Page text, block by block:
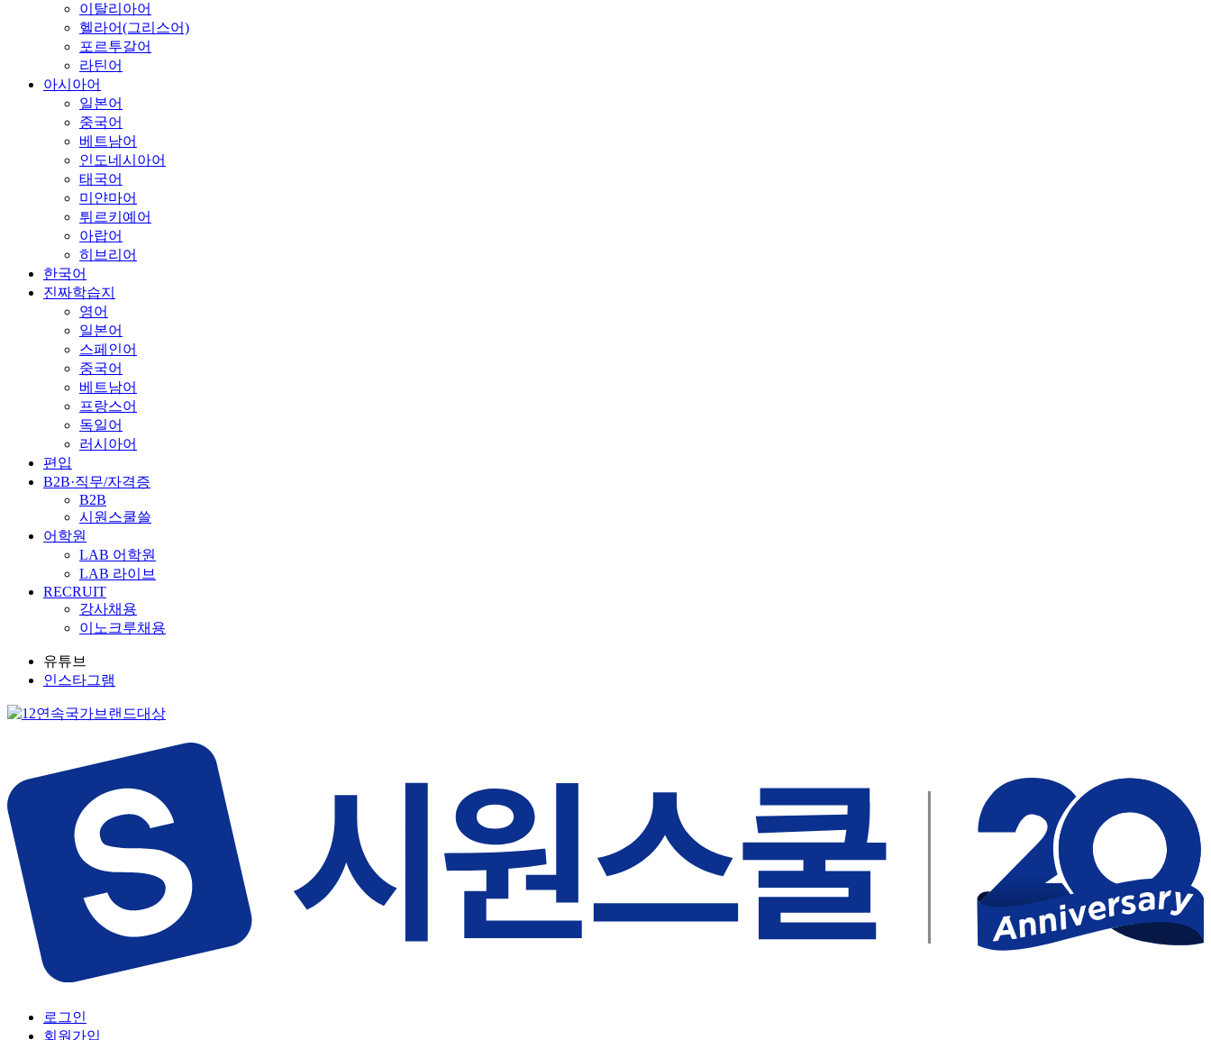
이탈리아어
헬라어(그리스어)
포르투갈어
라틴어
아시아어
일본어
중국어
베트남어
인도네시아어
태국어
미얀마어
튀르키예어
아랍어
히브리어
한국어
진짜학습지
영어
일본어
스페인어
중국어
베트남어
프랑스어
독일어
러시아어
편입
B2B·직무/자격증
B2B
시원스쿨쓸
어학원
LAB 어학원
LAB 라이브
RECRUIT
강사채용
이노크루채용
유튜브
인스타그램
로그인
회원가입